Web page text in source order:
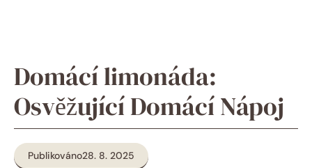
Domácí limonáda:
Osvěžující Domácí Nápoj
Publikováno28. 8. 2025